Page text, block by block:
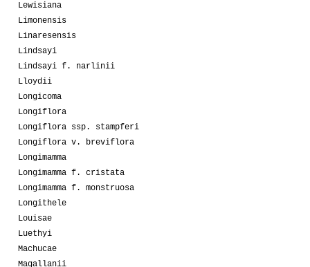
Lewisiana
Limonensis
Linaresensis
Lindsayi
Lindsayi f. narlinii
Lloydii
Longicoma
Longiflora
Longiflora ssp. stampferi
Longiflora v. breviflora
Longimamma
Longimamma f. cristata
Longimamma f. monstruosa
Longithele
Louisae
Luethyi
Machucae
Magallanii